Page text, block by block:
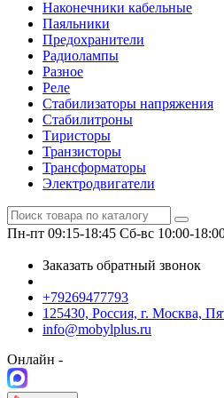
Наконечники кабельные
Паяльники
Предохранители
Радиолампы
Разное
Реле
Стабилизаторы напряжения
Стабилитроны
Тиристоры
Транзисторы
Трансформаторы
Электродвигатели
Пн-пт 09:15-18:45 Сб-вс 10:00-
Заказать обратный звонок
+79269477793
125430, Россия, г. Москва,
info@mobylplus.ru
Онлайн -